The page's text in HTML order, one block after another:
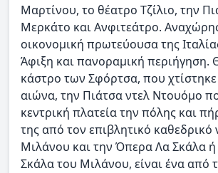
Μαρτίνου, το θέατρο Τζίλιο, την
Μερκάτο και Ανφιτεάτρο.
οικονομική πρωτεύουσα της
Άφιξη και πανοραμική περιήγηση.
κάστρο των Σφόρτσα, που
αιώνα, την Πιάτσα ντελ Ντουόμο
κεντρική πλατεία την πόλης και
της από τον επιβλητικό καθεδρικό
Μιλάνου και την Όπερα Λα Σκάλα ή
Σκάλα του Μιλάνου, είναι ένα από